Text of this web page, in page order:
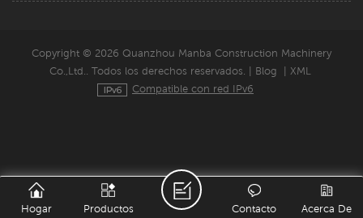
Copyright © 2026 Quanzhou Manba Construction Machinery
Co.,Ltd.. Todos los derechos reservados. |
Blog
XML
Compatible con red IPv6
Hogar Productos Acerca De
Contacto